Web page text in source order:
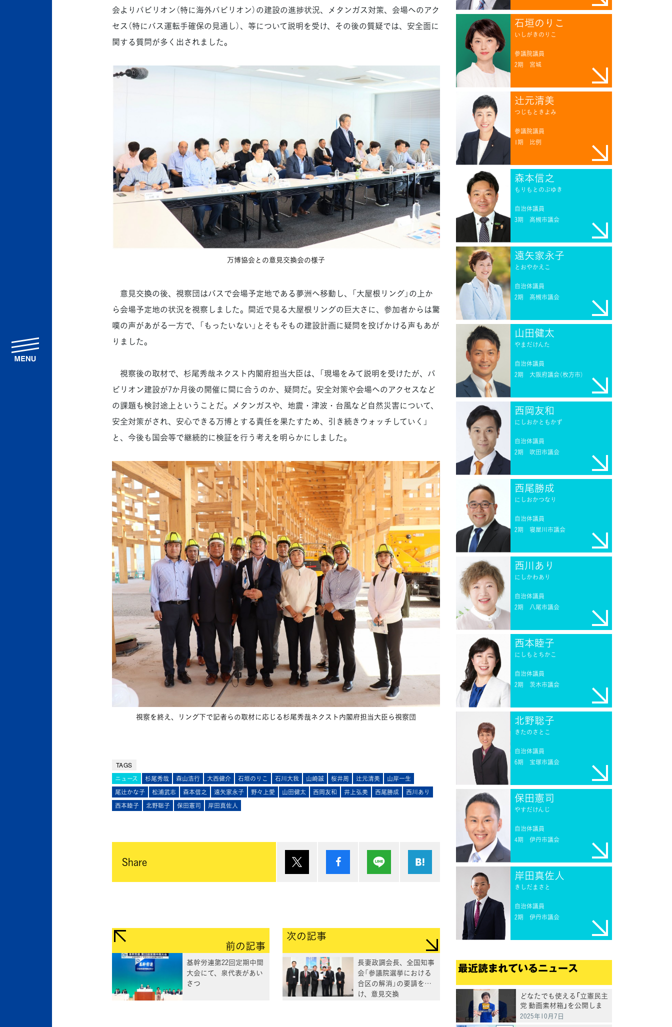
会よりパビリオン（特に海外パビリオン）の建設の進捗状況、メタンガス対策、会場へのアク
セス（特にバス運転手確保の見通し）、等について説明を受け、その後の質疑では、安全面に
関する質問が多く出されました。
万博協会との意見交換会の様子
意見交換の後、視察団はバスで会場予定地である夢洲へ移動し、「大屋根リング」の上か
ら会場予定地の状況を視察しました。間近で見る大屋根リングの巨大さに、参加者からは驚
嘆の声があがる一方で、「もったいない」とそもそもの建設計画に疑問を投げかける声もあが
りました。
視察後の取材で、杉尾秀哉ネクスト内閣府担当大臣は、「現場をみて説明を受けたが、パ
ビリオン建設が7か月後の開催に間に合うのか、疑問だ。安全対策や会場へのアクセスなど
の課題も検討途上ということだ。メタンガスや、地震・津波・台風など自然災害について、
安全対策がされ、安心できる万博とする責任を果たすため、引き続きウォッチしていく」
と、今後も国会等で継続的に検証を行う考えを明らかにしました。
視察を終え、リング下で記者らの取材に応じる杉尾秀哉ネクスト内閣府担当大臣ら視察団
TAGS
ニュース 杉尾秀哉 森山浩行 大西健介 石垣のりこ 石川大我 山崎誠 桜井周 辻元清美
山岸一生
尾辻かな子
松浦武志 森本信之 遠矢家永子 野々上愛 山田健太 西岡友和 井上弘美 西尾勝成
西川あり
西本睦子
北野聡子 保田憲司 岸田真佐人
Share シェア Lineで送る
前の記事
基幹労連第22回定期中間
大会にて、泉代表があい
さつ
次の記事
長妻政調会長、全国知事
会「参議院選挙における
合区の解消」の要請を受
け、意見交換
石垣のりこ
いしがきのりこ
参議院議員
2期 宮城
辻󠄀元清美
つじもときよみ
参議院議員
1期 比例
森本信之
もりもとのぶゆき
自治体議員
3期 高槻市議会
遠矢家永子
とおやかえこ
自治体議員
2期 高槻市議会
山田健太
やまだけんた
自治体議員
2期 大阪府議会（枚方市）
西岡友和
にしおかともかず
自治体議員
2期 吹田市議会
西尾勝成
にしおかつなり
自治体議員
2期寝屋川市議会
西川あり
にしかわあり
自治体議員
2期 八尾市議会
西本睦子
にしもとちかこ
自治体議員
2期 茨木市議会
北野聡子
きたのさとこ
自治体議員
6期 宝塚市議会
保田憲司
やすだけんじ
自治体議員
4期伊丹市議会
岸田真佐人
きしだまさと
自治体議員
2期伊丹市議会
最近読まれているニュース
どなたでも使える「立憲民主
党 動画素材箱」を公開しま
した
2025年10月7日